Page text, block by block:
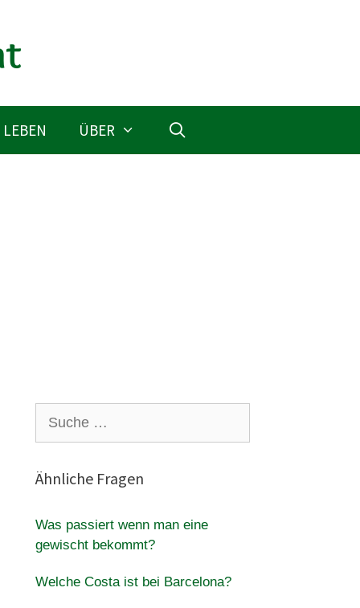
ÜBER
nach:
Ähnliche Fragen
Was passiert wenn man eine
gewischt bekommt?
Welche Costa ist bei Barcelona?